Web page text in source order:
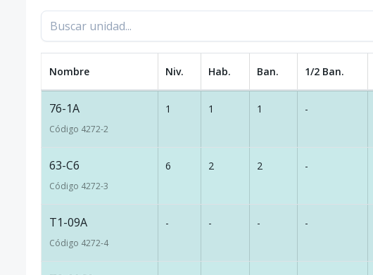
Nombre Niv. Hab. Ban. 1/2 Ban.
76-1A
Código 4272-2
1 1 1 -
63-C6
Código 4272-3
6 2 2 -
T1-09A
Código 4272-4
- - - -